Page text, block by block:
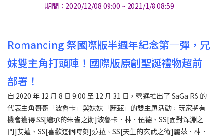
期間：2020/12/08 09:00 ~ 2021/1/8 08:59
Romancing 祭國際版半週年紀念第一彈，兄
妹雙主角打頭陣！國際版原創聖誕禮物超前
部署！
自 2020 年 12 月 8 日 9:00 至 12 月 31 日，營運推出了 SaGa RS 的
代表主角哥哥「波魯卡」與妹妹「麗茲」的雙主題活動，玩家將有
機會獲得 SS[繼承的朱雀之術]波魯卡．林．伍德、SS[面對深淵之
門]艾蓮、SS[喜歡這個時刻]莎菈、SS[天生的玄武之術]麗茲．林．